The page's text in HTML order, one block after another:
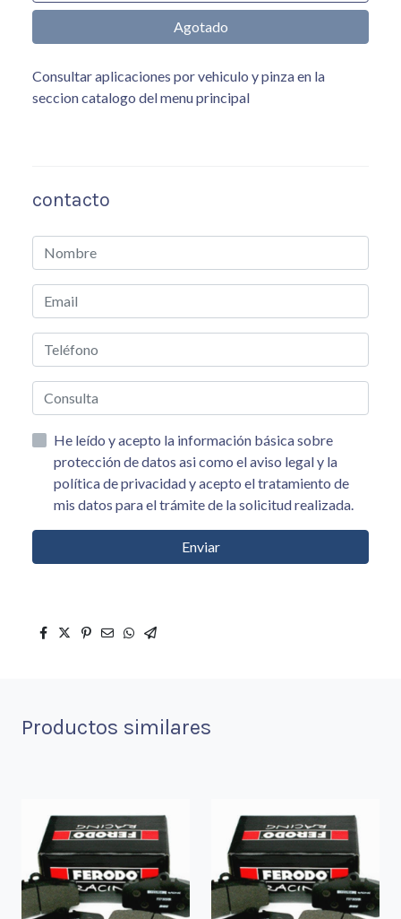
Agotado
Consultar aplicaciones por vehiculo y pinza en la
seccion catalogo del menu principal
contacto
He leído y acepto la información básica sobre
protección de datos asi como el aviso legal y la
política de privacidad y acepto el tratamiento de
mis datos para el trámite de la solicitud realizada.
Enviar
Productos similares